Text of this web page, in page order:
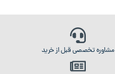
مشاوره تخصصی قبل از خرید